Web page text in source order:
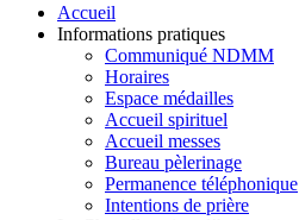
Accueil
Informations pratiques
Communiqué NDMM
Horaires
Espace médailles
Accueil spirituel
Accueil messes
Bureau pèlerinage
Permanence téléphonique
Intentions de prière